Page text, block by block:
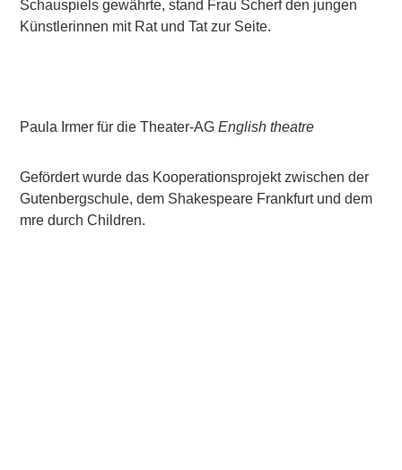
Schauspiels gewährte, stand Frau Scherf den jungen
Künstlerinnen mit Rat und Tat zur Seite.
Paula Irmer für die Theater-AGEnglish theatre
Gefördert wurde das Kooperationsprojekt zwischen der
Gutenbergschule, dem Shakespeare Frankfurt und dem
mre durch Children.